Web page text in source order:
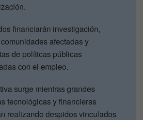
financiarán investigación,
afectadas y
de políticas públicas
con el empleo.
surge mientras grandes
tecnológicas y financieras
realizando despidos vinculados